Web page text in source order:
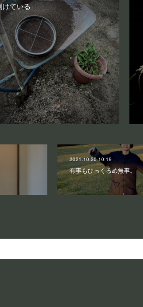
けている
2021.10.20 10:19
有事もひっくるめ無事。